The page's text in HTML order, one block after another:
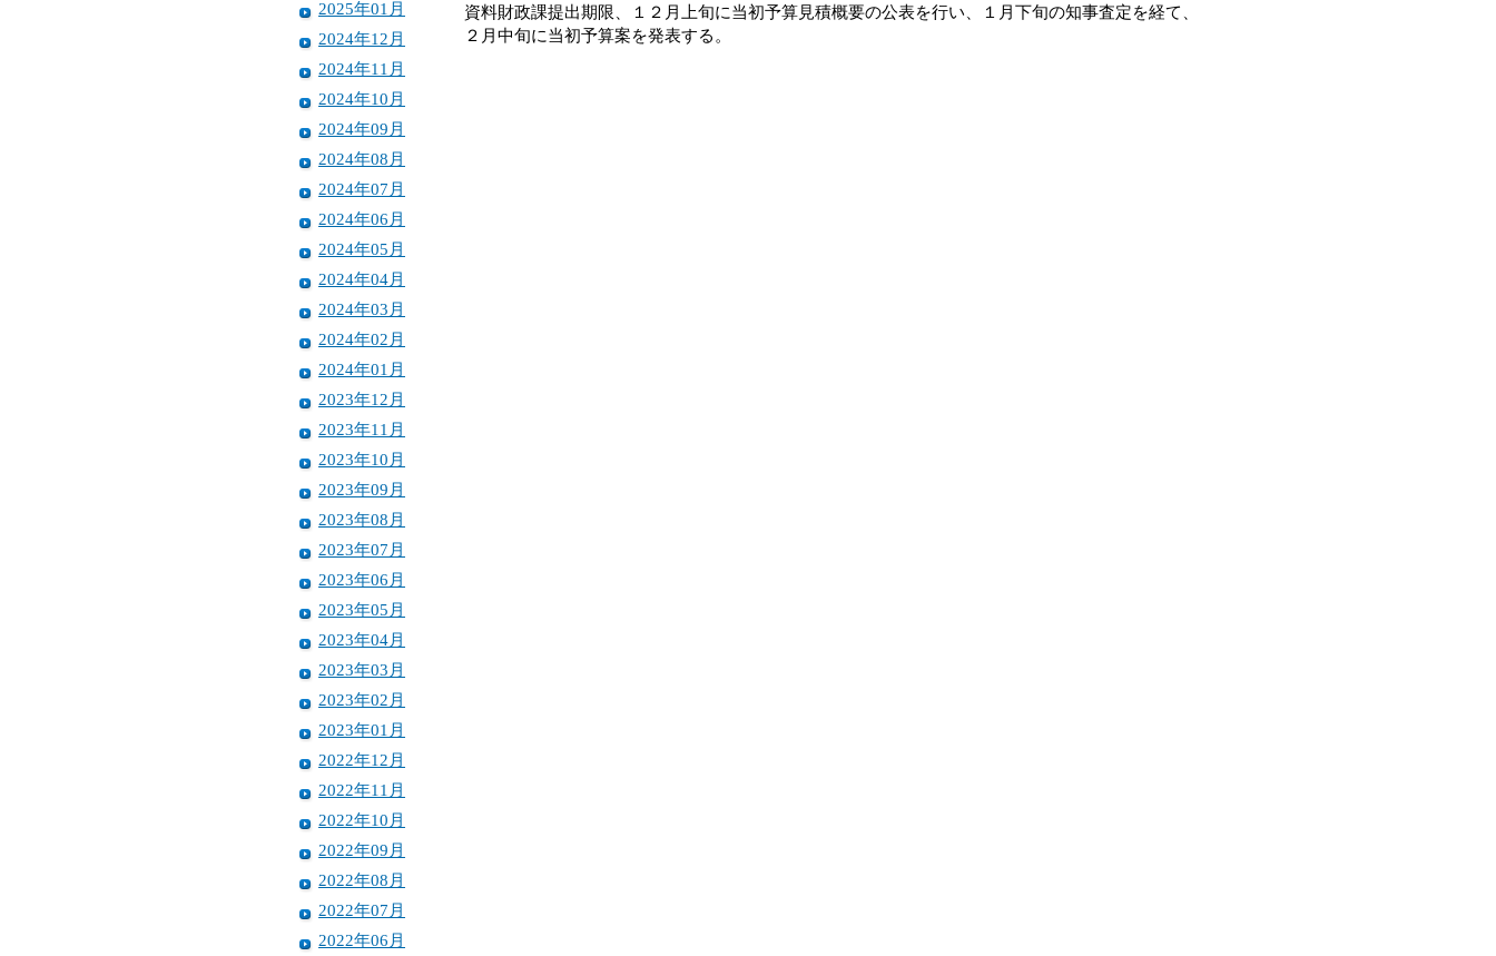
2025年01月
2024年12月
2024年11月
2024年10月
2024年09月
2024年08月
2024年07月
2024年06月
2024年05月
2024年04月
2024年03月
2024年02月
2024年01月
2023年12月
2023年11月
2023年10月
2023年09月
2023年08月
2023年07月
2023年06月
2023年05月
2023年04月
2023年03月
2023年02月
2023年01月
2022年12月
2022年11月
2022年10月
2022年09月
2022年08月
2022年07月
2022年06月
資料財政課提出期限、１２月上旬に当初予算見積概要の公表を行い、１月下旬の知事査定を経て、
２月中旬に当初予算案を発表する。